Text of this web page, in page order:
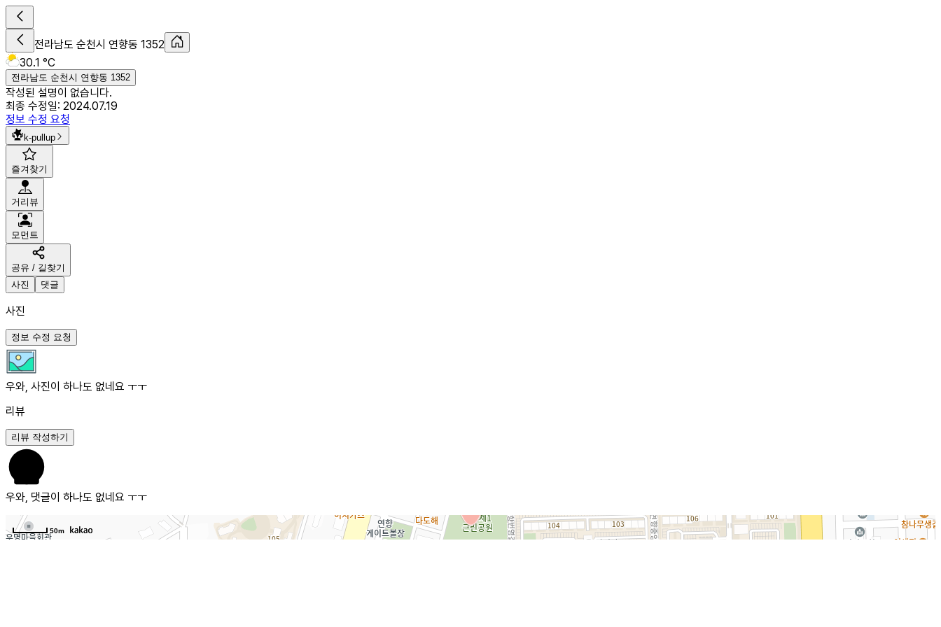
전라남도 순천시 연향동 1352
30.1 °C
전라남도 순천시 연향동 1352
작성된 설명이 없습니다.
최종 수정일: 2024.07.19
정보 수정 요청
k-pullup
즐겨찾기
거리뷰
모먼트
공유 / 길찾기
사진
댓글
사진
정보 수정 요청
우와, 사진이 하나도 없네요 ㅜㅜ
리뷰
리뷰 작성하기
우와, 댓글이 하나도 없네요 ㅜㅜ
50m